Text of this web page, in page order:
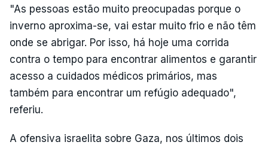
"As pessoas estão muito preocupadas porque o
inverno aproxima-se, vai estar muito frio e não têm
onde se abrigar. Por isso, há hoje uma corrida
contra o tempo para encontrar alimentos e garantir
acesso a cuidados médicos primários, mas
também para encontrar um refúgio adequado",
referiu.
A ofensiva israelita sobre Gaza, nos últimos dois